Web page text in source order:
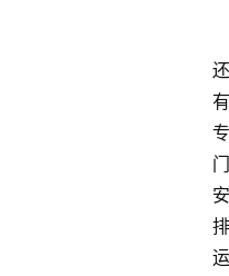
还
有
专
门
安
排
运